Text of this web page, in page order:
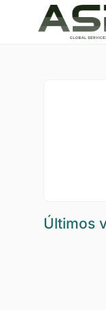
Últimos